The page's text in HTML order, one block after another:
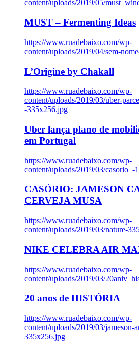
content/uploads/2019/05/
MUST – Fermenting Ideas
https://www.ruadebaixo.com/wp-
content/uploads/2019/04/sem-
L’Origine by Chakall
https://www.ruadebaixo.com/wp-
content/uploads/2019/03/uber-
-335x256.jpg
Uber lança plano de
em Portugal
https://www.ruadebaixo.com/wp-
content/uploads/2019/03/casorio_-
CASÓRIO: JAMESON
CERVEJA MUSA
https://www.ruadebaixo.com/wp-
content/uploads/2019/03/nature-
NIKE CELEBRA AIR
https://www.ruadebaixo.com/wp-
content/uploads/2019/03/
20 anos de HISTÓRIA
https://www.ruadebaixo.com/wp-
content/uploads/2019/03/jameson-
335x256.jpg